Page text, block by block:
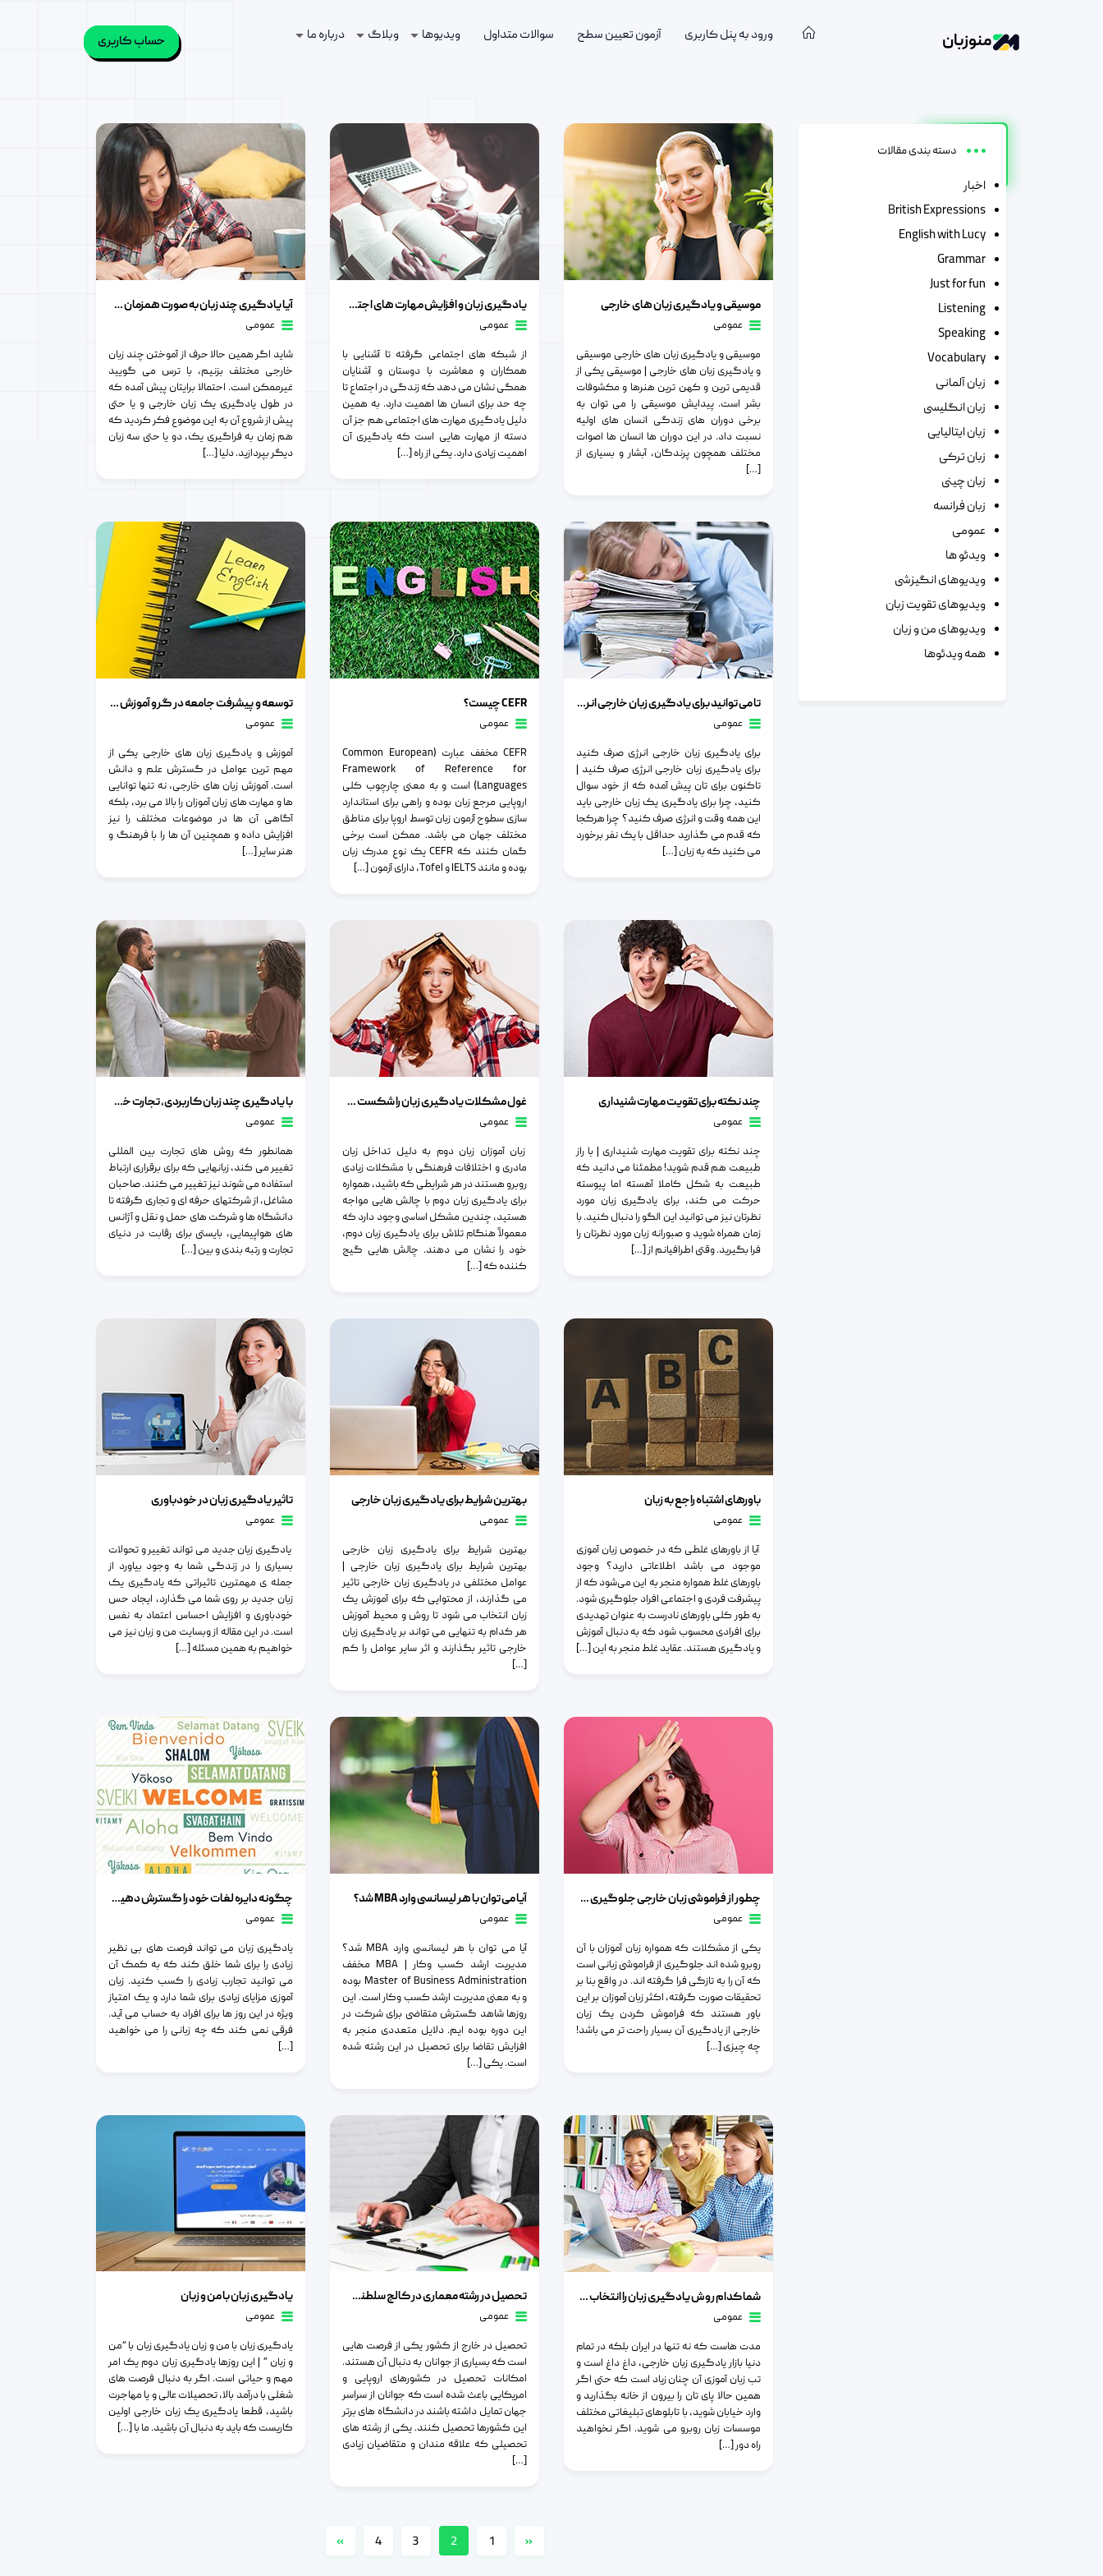
منوزبان ورود به پنل کاربری آزمون تعیین سطح سوالات متداول ویدیوها وبلاگ درباره ما حساب کاربری
دسته:عمومی
موسیقی و یادگیری زبان های خارجی
عمومی
موسیقی و یادگیری زبان های خارجی موسیقی
و یادگیری زبان های خارجی | موسیقی یکی از
قدیمی ترین و کهن ترین هنرها و مکشوفات
بشر است. پیدایش موسیقی را می توان به
برخی دوران های زندگی انسان های اولیه
نسبت داد. در این دوران ها انسان ها اصوات
مختلف همچون پرندگان، آبشار و بسیاری از
[…]
یادگیری زبان و افزایش مهارت های اجتماعی
عمومی
از شبکه های اجتماعی گرفته تا آشنایی با
همکاران و معاشرت با دوستان و آشنایان
همگی نشان می دهد که زندگی در اجتماع تا
چه حد برای انسان ها اهمیت دارد. به همین
دلیل یادگیری مهارت های اجتماعی هم جز آن
دسته از مهارت هایی است که یادگیری آن
اهمیت زیادی دارد. یکی از راه […]
آیا یادگیری چند زبان به صورت همزمان ممکن است؟
عمومی
شاید اگر همین حالا حرف از آموختن چند زبان
خارجی مختلف بزنیم، با ترس می گویید
غیرممکن است. احتمالا برایتان پیش آمده که
در طول یادگیری یک زبان خارجی و یا حتی
پیش از شروع آن به این موضوع فکر کردید که
هم زمان به فراگیری یک، دو یا حتی سه زبان
دیگر بپردازید. دلیا […]
تا می توانید برای یادگیری زبان خارجی انرژی صرف کنید
عمومی
برای یادگیری زبان خارجی انرژی صرف کنید
برای یادگیری زبان خارجی انرژی صرف کنید |
تاکنون برای تان پیش آمده که از خود سوال
کنید، چرا برای یادگیری یک زبان خارجی باید
این همه وقت و انرژی صرف کنید؟ چرا هرکجا
که قدم می گذارید حداقل با یک نفر برخورد
می کنید که به زبان […]
CEFR چیست؟
عمومی
CEFR مخفف عبارت (Common European
Framework of Reference for
Languages) است و به معنی چارچوب کلی
اروپایی مرجع زبان بوده و راهی برای استاندارد
سازی سطوح آزمون زبان توسط اروپا برای مناطق
مختلف جهان می باشد. ممکن است برخی
گمان کنند که CEFR یک نوع مدرک زبان
بوده و مانند IELTS و Tofel، دارای آزمون […]
توسعه و پیشرفت جامعه در گرو آموزش زبان های خارجی
عمومی
آموزش و یادگیری زبان های خارجی یکی از
مهم ترین عوامل در گسترش علم و دانش
است. آموزش زبان های خارجی، نه تنها توانایی
ها و مهارت های زبان آموزان را بالا می برد، بلکه
آگاهی آن ها در موضوعات مختلف را نیز
افزایش داده و همچنین آن ها را با فرهنگ و
هنر سایر […]
چند نکته برای تقویت مهارت شنیداری
عمومی
چند نکته برای تقویت مهارت شنیداری | با راز
طبیعت هم قدم شوید! مطمئنا می دانید که
طبیعت به شکل کاملا آهسته اما پیوسته
حرکت می کند، برای یادگیری زبان مورد
نظرتان نیز می توانید این الگو را دنبال کنید. با
زمان همراه شوید و صبورانه زبان مورد نظرتان را
فرا بگیرید. وقتی اطرافیانم از […]
غول مشکلات یادگیری زبان را شکست دهید
عمومی
زبان آموزان زبان دوم به دلیل تداخل زبان
مادری و اختلافات فرهنگی با مشکلات زیادی
روبرو هستند در هر شرایطی که باشید، همواره
برای یادگیری زبان دوم با چالش هایی مواجه
هستید، چندین مشکل اساسی وجود دارد که
معمولاً هنگام تلاش برای یادگیری زبان دوم،
خود را نشان می دهند. چالش هایی گیج
کننده که […]
با یادگیری چند زبان کاربردی، تجارت خود را بین المللی کنید
عمومی
همانطور که روش های تجارت بین المللی
تغییر می کند، زبانهایی که برای برقراری ارتباط
استفاده می شوند نیز تغییر می کنند. صاحبان
مشاغل، از شرکتهای حرفه ای و تجاری گرفته تا
دانشگاه ها و شرکت های حمل و نقل و آژانس
های هواپیمایی، بایستی برای رقابت در دنیای
تجارت و رتبه بندی و بین […]
باورهای اشتباه راجع به زبان
عمومی
آیا از باورهای غلطی که در خصوص زبان آموزی
موجود می باشد اطلاعاتی دارید؟ وجود
باورهای غلط همواره منجر به این می‌شود که از
پیشرفت فردی و اجتماعی افراد جلوگیری شود.
به طور کلی باورهای نادرست به عنوان تهدیدی
برای افرادی محسوب شود که به دنبال آموزش
و یادگیری هستند. عقاید غلط منجر به این […]
بهترین شرایط برای یادگیری زبان خارجی
عمومی
بهترین شرایط برای یادگیری زبان خارجی
بهترین شرایط برای یادگیری زبان خارجی |
عوامل مختلفی در یادگیری زبان خارجی تاثیر
می گذارند، از محتوایی که برای آموزش یک
زبان انتخاب می شود تا روش و محیط آموزش
هر کدام به تنهایی می تواند بر یادگیری زبان
خارجی تاثیر بگذارند و اثر سایر عوامل را کم
[…]
تاثیر یادگیری زبان در خودباوری
عمومی
یادگیری زبان جدید می تواند تغییر و تحولات
بسیاری را در زندگی شما به وجود بیاورد از
جمله ی مهمترین تاثیراتی که یادگیری یک
زبان جدید بر روی شما می گذارد، ایجاد حس
خودباوری و افزایش احساس اعتماد به نفس
است. در این مقاله از وبسایت من و زبان نیز می
خواهیم به همین مسئله […]
چطور از فراموشی زبان خارجی جلوگیری کنیم؟
عمومی
یکی از مشکلات که همواره زبان ‌آموزان با آن
روبرو شده اند جلوگیری از فراموشی زبانی است
که آن را به تازگی فرا گرفته اند. در واقع بنا بر
تحقیقات صورت گرفته، اکثر زبان آموزان بر این
باور هستند که فراموش کردن یک زبان
خارجی از یادگیری آن بسیار راحت تر می باشد!
چه چیزی […]
آیا می توان با هر لیسانسی وارد MBA شد؟
عمومی
آیا می توان با هر لیسانسی وارد MBA شد؟
مدیریت ارشد کسب‌ وکار | MBA مخفف
Master of Business Administration بوده
و به معنی مدیریت ارشد کسب‌ وکار است. این
روزها شاهد گسترش متقاضی برای شرکت در
این دوره بوده ایم. دلایل متعددی منجر به
افزایش تقاضا برای تحصیل در این رشته شده
است. یکی […]
چگونه دایره لغات خود را گسترش دهیم؟
عمومی
یادگیری زبان می تواند فرصت های بی نظیر
زیادی را برای شما خلق کند که به کمک آن
می توانید تجارب زیادی را کسب کنید. زبان
آموزی مزایای زیادی برای شما دارد و یک امتیاز
ویژه در این روز ها برای افراد به حساب می آید.
فرقی نمی کند که چه زبانی را می خواهید
[…]
شما کدام روش یادگیری زبان را انتخاب می کنید؟
عمومی
مدت هاست که نه تنها در ایران بلکه در تمام
دنیا بازار یادگیری زبان خارجی، داغ داغ است و
تب زبان آموزی آن چنان زیاد است که حتی اگر
همین حالا پای تان را بیرون از خانه بگذارید و
وارد خیابان شوید، با تابلوهای تبلیغاتی مختلف
موسسات زبان روبرو می شوید. اگر نخواهید
راه دور […]
تحصیل در رشته معماری در کالج سلطنتی هنر لندن
عمومی
تحصیل در خارج از کشور یکی از فرصت هایی
است که بسیاری از جوانان به دنبال آن هستند.
امکانات تحصیل در کشورهای اروپایی و
امریکایی باعث شده است که جوانان از سراسر
جهان تمایل داشته باشند در دانشگاه های برتر
این کشورها تحصیل کنند. یکی از رشته های
تحصیلی که علاقه مندان و متقاضیان زیادی
[…]
یادگیری زبان با من و زبان
عمومی
یادگیری زبان با من و زبان یادگیری زبان با “من
و زبان ” | این روزها یادگیری زبان دوم یک امر
مهم و حیاتی است. اگر به دنبال فرصت های
شغلی با درآمد بالا، تحصیلات عالی و یا مهاجرت
باشید، قطعا یادگیری یک زبان خارجی اولین
کاریست که باید به دنبال آن باشید. ما با […]
«
1
2
3
4
»
دسته بندی مقالات
اخبار
British Expressions
English with Lucy
Grammar
Just for fun
Listening
Speaking
Vocabulary
زبان آلمانی
زبان انگلیسی
زبان ایتالیایی
زبان ترکی
زبان چینی
زبان فرانسه
عمومی
ویدئو ها
ویدیوهای انگیزشی
ویدیوهای تقویت زبان
ویدیوهای من و زبان
همه ویدئوها